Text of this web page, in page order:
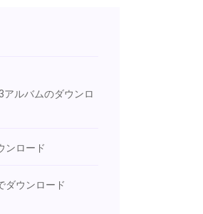
アルバムのダウンロ
ンロード
ダウンロード